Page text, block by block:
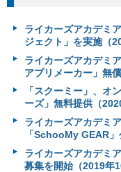
ライカーズアカデミ
ジェクト」を実施（
ライカーズアカデミ
アプリメーカー」無
「スクーミー」、オ
ーズ」無料提供（
ライカーズアカデミ
「SchooMy GEAR
ライカーズアカデミ
募集を開始（2019年